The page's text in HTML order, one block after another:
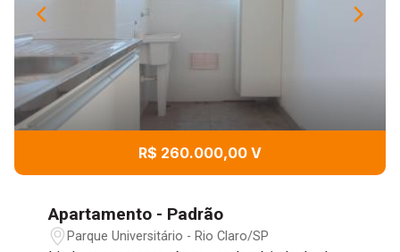
R$ 260.000,00 V
Apartamento - Padrão
Parque Universitário - Rio Claro/SP